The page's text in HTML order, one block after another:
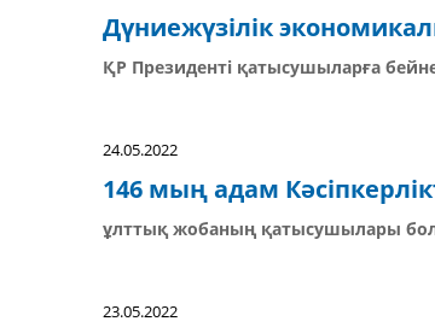
Дүниежүзілік
ҚР Президенті қатысушыларға
24.05.2022
146 мың адам
ұлттық жобаның қатысушылары
23.05.2022